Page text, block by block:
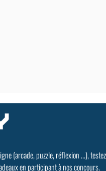
(arcade, puzzle, réflexion ...),
en participant à nos concours.